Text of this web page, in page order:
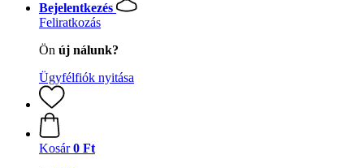
Bejelentkezés
Feliratkozás
Ön új nálunk?
Ügyfélfiók nyitása
Kosár 0 Ft